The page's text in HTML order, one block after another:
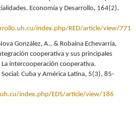
Economía y Desarrollo, 164(2),
index.php/RED/article/view/771
González, A., & Robaina Echevarría,
cooperativa y sus principales
La intercooperación cooperativa.
Cuba y América Latina, 5(3), 85-
index.php/EDS/article/view/186